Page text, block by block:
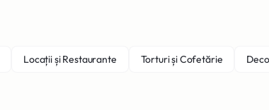
Locații și Restaurante Torturi și Cofetărie